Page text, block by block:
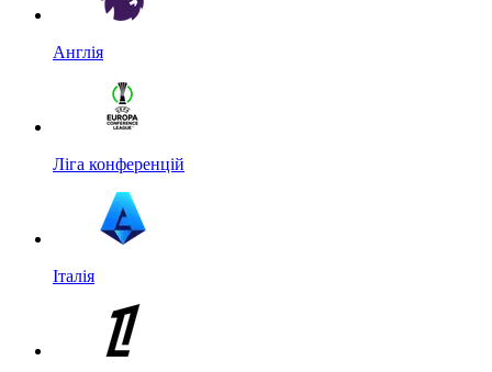
Англія
Ліга конференцій
Італія